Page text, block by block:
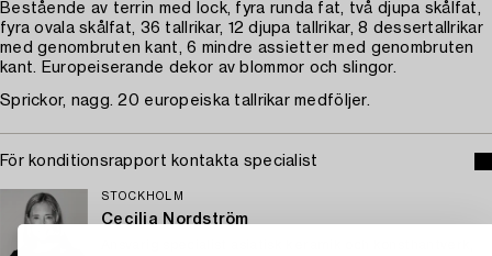
Bestående av terrin med lock, fyra runda fat, två djupa skålfat,
fyra ovala skålfat, 36 tallrikar, 12 djupa tallrikar, 8 dessertallrikar
med genombruten kant, 6 mindre assietter med genombruten
kant. Europeiserande dekor av blommor och slingor.
Sprickor, nagg. 20 europeiska tallrikar medföljer.
För konditionsrapport kontakta specialist
STOCKHOLM
Cecilia Nordström